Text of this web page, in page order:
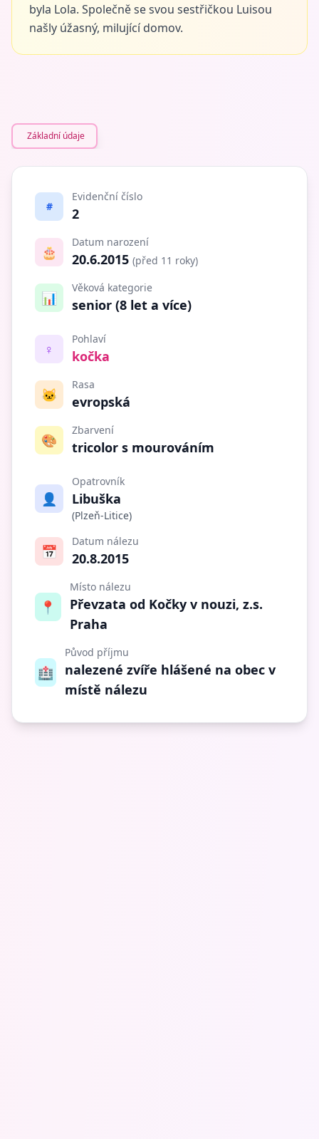
byla Lola. Společně se svou sestřičkou Luisou
našly úžasný, milující domov.
Základní údaje
#
Evidenční číslo
2
🎂
Datum narození
20.6.2015 (před 11 roky)
📊
Věková kategorie
senior (8 let a více)
♀️
Pohlaví
kočka
🐱
Rasa
evropská
🎨
Zbarvení
tricolor s mourováním
👤
Opatrovník
Libuška
(Plzeň-Litice)
📅
Datum nálezu
20.8.2015
📍
Místo nálezu
Převzata od Kočky v nouzi, z.s.
Praha
🏥
Původ příjmu
nalezené zvíře hlášené na obec v
místě nálezu